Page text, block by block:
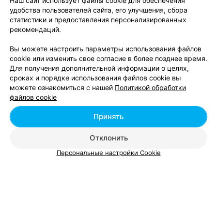
Йога в Гомеле
Добавить компанию
Добавить специалиста
удобства пользователей сайта, его улучшения, сбора
статистики и предоставления персонализированных
рекомендаций.
Вы можете настроить параметры использования файлов
cookie или изменить свое согласие в более позднее время.
Для получения дополнительной информации о целях,
сроках и порядке использования файлов cookie вы
можете ознакомиться с нашей Политикой обработки
файлов cookie
Отклонить
Принять
Персональные настройки Cookie